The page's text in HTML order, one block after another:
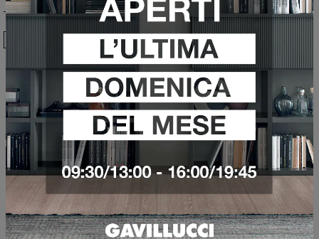
Sfoglia i cataloghi
Ho preso visione della Privacy Policy
Invia